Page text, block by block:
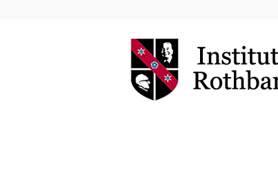
Instituto
Rothbard
Brasil